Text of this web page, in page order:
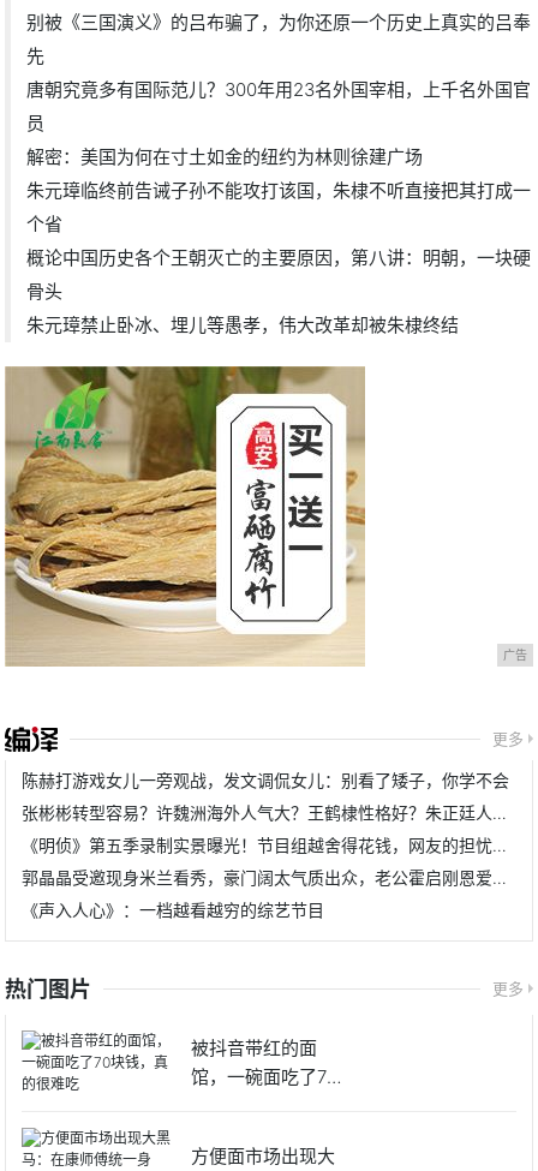
别被《三国演义》的吕布骗了，为你还原一个历史上真实的吕奉
先
唐朝究竟多有国际范儿？300年用23名外国宰相，上千名外国官
员
解密：美国为何在寸土如金的纽约为林则徐建广场
朱元璋临终前告诫子孙不能攻打该国，朱棣不听直接把其打成一
个省
概论中国历史各个王朝灭亡的主要原因，第八讲：明朝，一块硬
骨头
朱元璋禁止卧冰、埋儿等愚孝，伟大改革却被朱棣终结
广告
更多
陈赫打游戏女儿一旁观战，发文调侃女儿：别看了矮子，你学不会
张彬彬转型容易？许魏洲海外人气大？王鹤棣性格好？朱正廷人好？
《明侦》第五季录制实景曝光！节目组越舍得花钱，网友的担忧越重
郭晶晶受邀现身米兰看秀，豪门阔太气质出众，老公霍启刚恩爱同行
《声入人心》：一档越看越穷的综艺节目
热门图片 更多
被抖音带红的面
馆，一碗面吃了70
方便面市场出现大